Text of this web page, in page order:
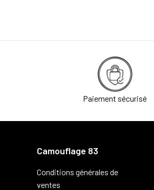
Paiement sécurisé
Camouflage 83
Conditions générales de
ventes